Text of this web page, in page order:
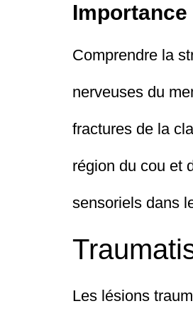
Comprendre la
nerveuses du
fractures de la
région du cou et
sensoriels dans
Les lésions